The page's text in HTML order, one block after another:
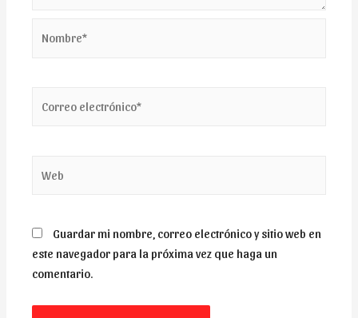
electrónico*
Guardar mi nombre, correo electrónico y sitio web en
este navegador para la próxima vez que haga un
comentario.